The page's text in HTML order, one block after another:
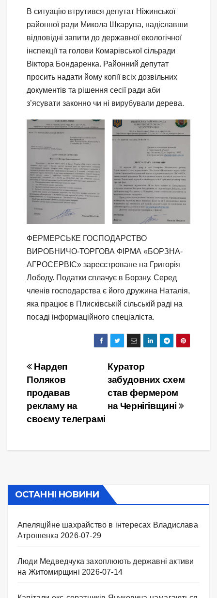
В ситуацію втрутився депутат Ніжинської
районної ради Микола Шкарупа, надіславши
відповідні запити до державної екологічної
інспекції та голови Комарівської сільради
Віктора Бондаренка. Районний депутат
просить надати йому копії всіх дозвільних
документів та рішення сесії ради аби
з’ясувати законно чи ні вирубували дерева.
ФЕРМЕРСЬКЕ ГОСПОДАРСТВО
ВИРОБНИЧО-ТОРГОВА ФІРМА «БОРЗНА-
АГРОСЕРВІС» зареєстроване на Григорія
Лободу. Податки сплачує в Борзну. Серед
членів господарства є його дружина Наталія,
яка працює в Плисківській сільській раді на
посаді інформаційного спеціаліста.
Навігація
записів
Куратор
забудовних схем
став фермером
на Чернігівщині
Нардеп
Поляков
продавав
рекламу на
своєму телеграмі
ОСТАННІ НОВИНИ
Апеляційне шахрайство в інтересах Владислава
Атрошенка 2026-07-29
Люди Медведчука захоплюють державні активи
на Житомирщині 2026-07-14